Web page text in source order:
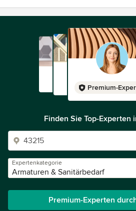
Premium-
Finden Sie Top-Experten
Expertenkategorie
Armaturen & Sanitärbedarf
Premium-Experten